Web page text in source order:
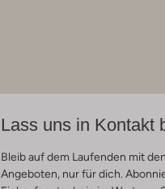
Lass uns in Kontakt
Bleib auf dem Laufenden mit
Angeboten, nur für dich.